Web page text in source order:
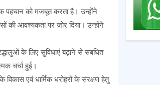
पहचान को मजबूत करता है। उन्होंने
की आवश्यकता पर जोर दिया। उन्होंने
के लिए सुविधाएं बढ़ाने से संबंधित
चर्चा हुई।
एवं धार्मिक धरोहरों के संरक्षण हेतु